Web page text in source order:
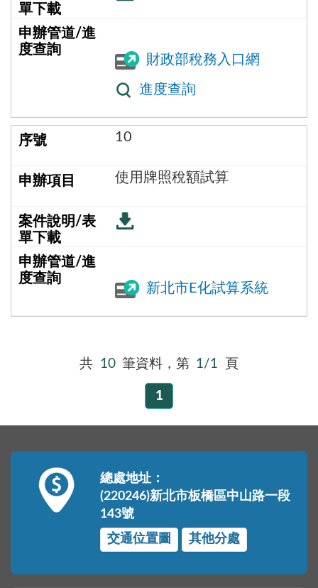
財政部稅務入口網
進度查詢
10
使用牌照稅額試算
新北市E化試算系統
共 10 筆資料，第 1/1 頁
1
總處地址：
(220246)新北市板橋區中山路一段
143號
交通位置圖
其他分處